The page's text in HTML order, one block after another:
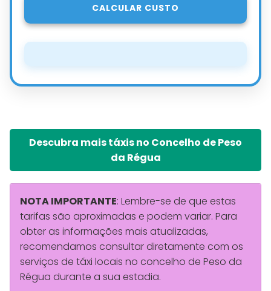
CALCULAR CUSTO
Descubra mais táxis no Concelho de Peso
da Régua
NOTA IMPORTANTE: Lembre-se de que estas
tarifas são aproximadas e podem variar. Para
obter as informações mais atualizadas,
recomendamos consultar diretamente com os
serviços de táxi locais no concelho de Peso da
Régua durante a sua estadia.